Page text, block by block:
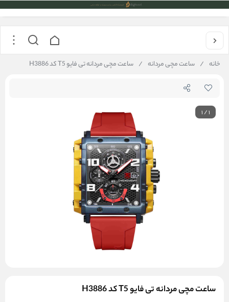
خانه / ساعت مچی مردانه / ساعت مچی مردانه تی فایو T5 کد H3886
1/1
ساعت مچی مردانه تی فایو T5 کد H3886